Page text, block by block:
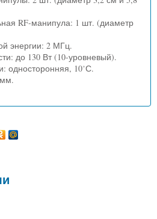
RF-манипула: 1 шт. (диаметр
энергии: 2 МГц.
до 130 Вт (10-уровневый).
односторонняя, 10˚С.